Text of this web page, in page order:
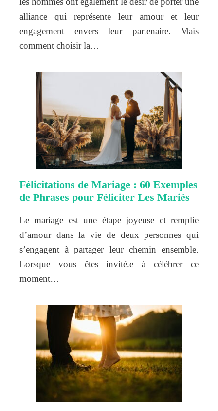
alliance qui représente leur amour et leur
engagement envers leur partenaire. Mais
comment choisir la…
Félicitations de Mariage : 60 Exemples
de Phrases pour Féliciter Les Mariés
Le mariage est une étape joyeuse et remplie
d’amour dans la vie de deux personnes qui
s’engagent à partager leur chemin ensemble.
Lorsque vous êtes invité.e à célébrer ce
moment…